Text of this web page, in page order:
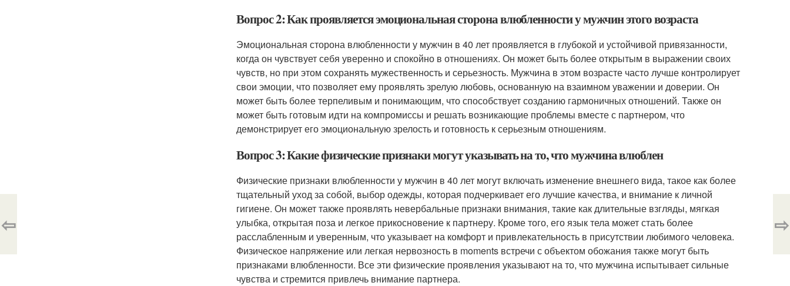
Вопрос 2: Как проявляется эмоциональная сторона влюбленности у мужчин этого возраста
Эмоциональная сторона влюбленности у мужчин в 40 лет проявляется в глубокой и устойчивой привязанности,
когда он чувствует себя уверенно и спокойно в отношениях. Он может быть более открытым в выражении своих
чувств, но при этом сохранять мужественность и серьезность. Мужчина в этом возрасте часто лучше контролирует
свои эмоции, что позволяет ему проявлять зрелую любовь, основанную на взаимном уважении и доверии. Он
может быть более терпеливым и понимающим, что способствует созданию гармоничных отношений. Также он
может быть готовым идти на компромиссы и решать возникающие проблемы вместе с партнером, что
демонстрирует его эмоциональную зрелость и готовность к серьезным отношениям.
Вопрос 3: Какие физические признаки могут указывать на то, что мужчина влюблен
Физические признаки влюбленности у мужчин в 40 лет могут включать изменение внешнего вида, такое как более
тщательный уход за собой, выбор одежды, которая подчеркивает его лучшие качества, и внимание к личной
гигиене. Он может также проявлять невербальные признаки внимания, такие как длительные взгляды, мягкая
улыбка, открытая поза и легкое прикосновение к партнеру. Кроме того, его язык тела может стать более
расслабленным и уверенным, что указывает на комфорт и привлекательность в присутствии любимого человека.
Физическое напряжение или легкая нервозность в moments встречи с объектом обожания также могут быть
признаками влюбленности. Все эти физические проявления указывают на то, что мужчина испытывает сильные
чувства и стремится привлечь внимание партнера.
⇦ ⇨